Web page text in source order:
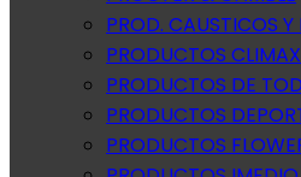
PROD. CAUSTICOS Y
PRODUCTOS CLIMAX
PRODUCTOS DE
PRODUCTOS
PRODUCTOS